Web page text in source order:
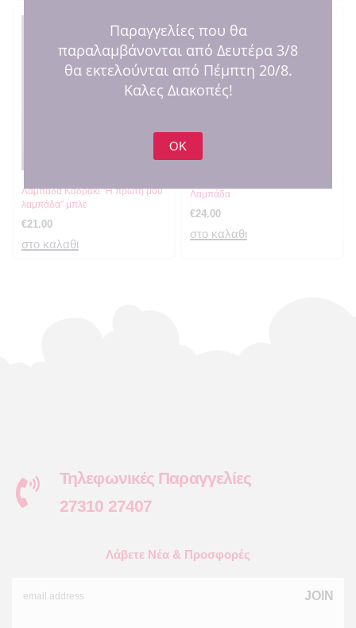
Λαμπάδα Καδράκι “Η πρώτη μου
λαμπάδα” μπλε
€21.00
στο καλαθι
Λαμπάδα
€24.00
στο καλαθι
Τηλεφωνικές Παραγγελίες
27310 27407
Λάβετε Νέα & Προσφορές
Παραγγελίες που θα
παραλαμβάνονται από Δευτέρα 3/8
θα εκτελούνται από Πέμπτη 20/8.
Καλες Διακοπές!
OK